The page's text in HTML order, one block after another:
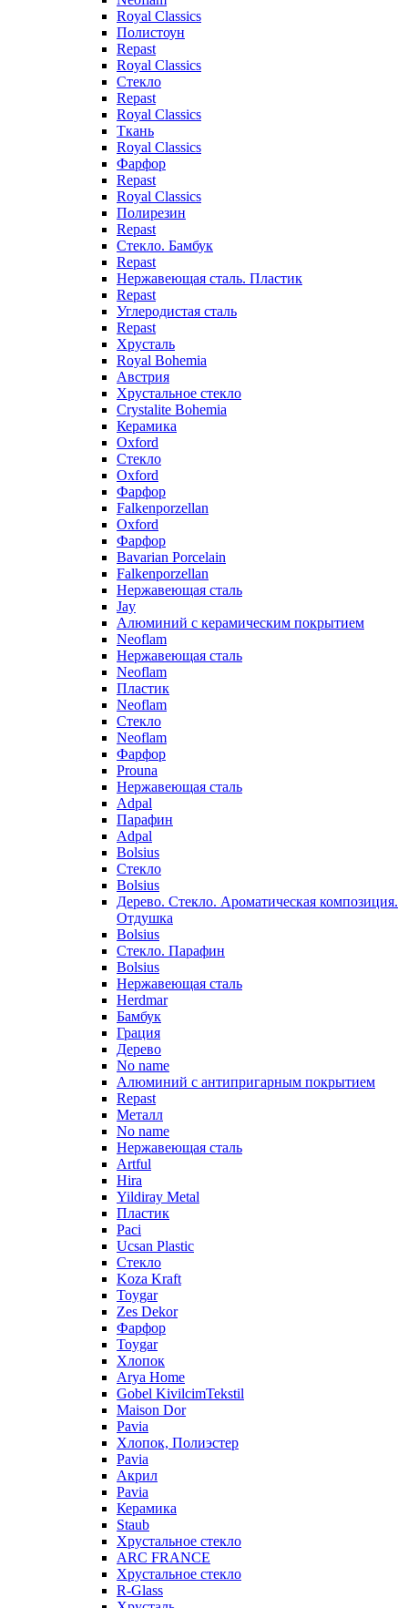
Royal Classics
Полистоун
Repast
Royal Classics
Стекло
Repast
Royal Classics
Ткань
Royal Classics
Фарфор
Repast
Royal Classics
Полирезин
Repast
Стекло. Бамбук
Repast
Нержавеющая сталь. Пластик
Repast
Углеродистая сталь
Repast
Хрусталь
Royal Bohemia
Австрия
Хрустальное стекло
Crystalite Bohemia
Керамика
Oxford
Стекло
Oxford
Фарфор
Falkenporzellan
Oxford
Фарфор
Bavarian Porcelain
Falkenporzellan
Нержавеющая сталь
Jay
Алюминий с керамическим покрытием
Neoflam
Нержавеющая сталь
Neoflam
Пластик
Neoflam
Стекло
Neoflam
Фарфор
Prouna
Нержавеющая сталь
Adpal
Парафин
Adpal
Bolsius
Стекло
Bolsius
Дерево. Стекло. Ароматическая композиция.
Отдушка
Bolsius
Стекло. Парафин
Bolsius
Нержавеющая сталь
Herdmar
Бамбук
Грация
Дерево
No name
Алюминий с антипригарным покрытием
Repast
Металл
No name
Нержавеющая сталь
Artful
Hira
Yildiray Metal
Пластик
Paci
Ucsan Plastic
Стекло
Koza Kraft
Toygar
Zes Dekor
Фарфор
Toygar
Хлопок
Arya Home
Gobel KivilcimTekstil
Maison Dor
Pavia
Хлопок, Полиэстер
Pavia
Акрил
Pavia
Керамика
Staub
Хрустальное стекло
ARC FRANCE
Хрустальное стекло
R-Glass